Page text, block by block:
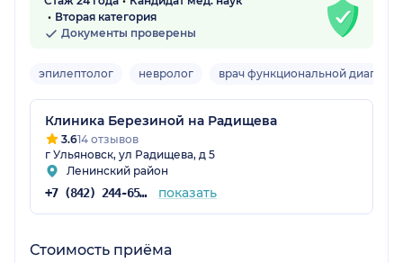
Вторая категория
Документы проверены
эпилептолог невролог врач функциональной
Клиника Березиной на Радищева
3.614 отзывов
г Ульяновск, ул Радищева, д 5
Ленинский район
+7 (842) 244-65-87 показать
Стоимость приёма